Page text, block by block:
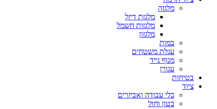
מלגזה
מלגזת דיזל
מלגזות חשמל
מלגזון
במות
עגלת משטחים
מנוף נייד
עגורן
בטיחות
ציוד
כלי עבודה ואביזרים
בטון וחול